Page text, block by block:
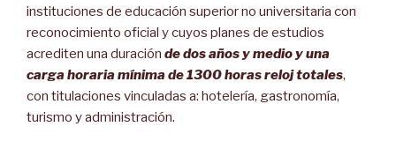
instituciones de educación superior no universitaria con
reconocimiento oficial y cuyos planes de estudios
acrediten una duración de dos años y medio y una
carga horaria mínima de 1300 horas reloj totales,
con titulaciones vinculadas a: hotelería, gastronomía,
turismo y administración.